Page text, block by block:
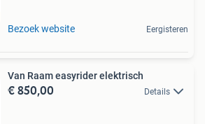
Bezoek website Eergisteren
Van Raam easyrider elektrisch
€ 850,00 Details